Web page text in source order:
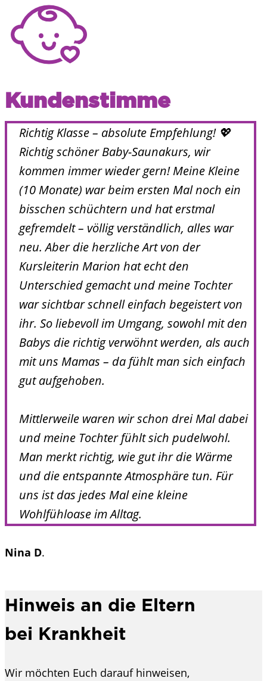
Kundenstimme
Richtig Klasse – absolute Empfehlung! 💖
Richtig schöner Baby-Saunakurs, wir
kommen immer wieder gern! Meine Kleine
(10 Monate) war beim ersten Mal noch ein
bisschen schüchtern und hat erstmal
gefremdelt – völlig verständlich, alles war
neu. Aber die herzliche Art von der
Kursleiterin Marion hat echt den
Unterschied gemacht und meine Tochter
war sichtbar schnell einfach begeistert von
ihr. So liebevoll im Umgang, sowohl mit den
Babys die richtig verwöhnt werden, als auch
mit uns Mamas – da fühlt man sich einfach
gut aufgehoben.
Mittlerweile waren wir schon drei Mal dabei
und meine Tochter fühlt sich pudelwohl.
Man merkt richtig, wie gut ihr die Wärme
und die entspannte Atmosphäre tun. Für
uns ist das jedes Mal eine kleine
Wohlfühloase im Alltag.
Nina D.
Hinweis an die Eltern
bei Krankheit
Wir möchten Euch darauf hinweisen,